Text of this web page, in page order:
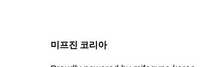
미프진 코리아